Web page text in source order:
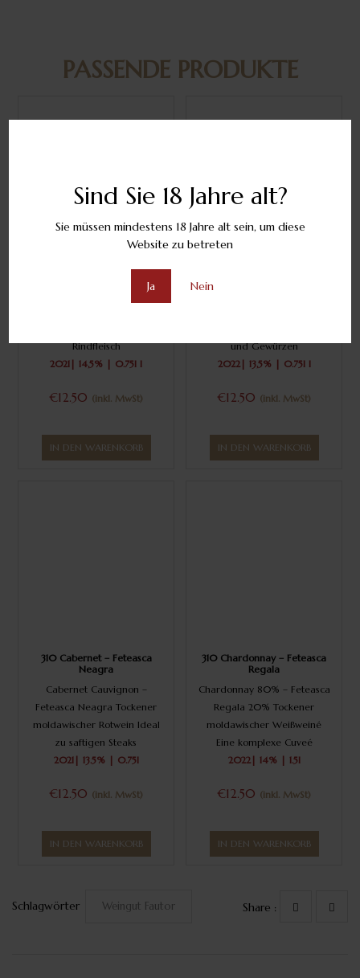
Sind Sie 18 Jahre alt?
Sie müssen mindestens 18 Jahre alt sein, um diese
Website zu betreten
Ja Nein
PASSENDE PRODUKTE
310 Merlot – Rara Neagra
Merlot 80% – Rara Neagra
Rindfleisch
2021| 14,5% | 0.75l l
€12.50 (inkl. MwSt)
IN DEN WARENKORB
Traminer 83% – Riesling 17%
und Gewürzen
2022| 13,5% | 0.75l l
€12.50 (inkl. MwSt)
IN DEN WARENKORB
310 Cabernet – Feteasca
Neagra
Cabernet Cauvignon –
Feteasca Neagra Tockener
moldawischer Rotwein Ideal
zu saftigen Steaks
2021| 13.5% | 0.75l
€12.50 (inkl. MwSt)
IN DEN WARENKORB
310 Chardonnay – Feteasca
Regala
Chardonnay 80% – Feteasca
Regala 20% Tockener
moldawischer Weißweiné
Eine komplexe Cuveé
2022| 14% | 1.5l
€12.50 (inkl. MwSt)
IN DEN WARENKORB
Schlagwörter Weingut Fautor Share :